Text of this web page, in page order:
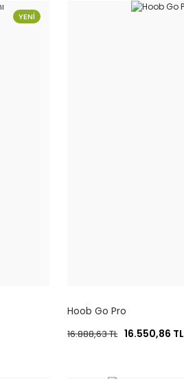
YENİ
Hoob Go Pro
16.888,63 TL 16.550,86 TL